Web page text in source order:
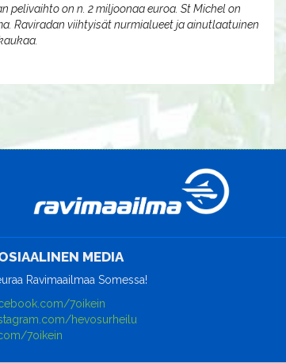
pelivaihto on n. 2 miljoonaa euroa. St Michel on
Raviradan viihtyisät nurmialueet ja ainutlaatuinen
MEDIA
Ravimaailmaa Somessa!
7oikein
hevosurheilu
7oikein